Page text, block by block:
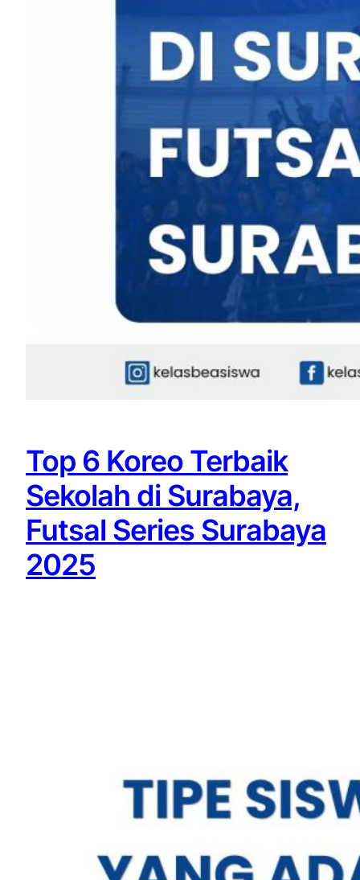
Top 6 Koreo Terbaik
Sekolah di Surabaya,
Futsal Series Surabaya
2025